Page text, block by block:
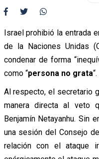
Israel prohibió la entrada
de la Naciones Unidas
condenar de forma
como “persona no grata“.
Al respecto, el secretario
manera directa al veto
Benjamín Netayanhu. Sin
una sesión del Consejo
relación con el ataque